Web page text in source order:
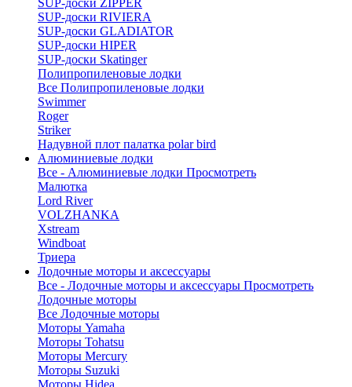
SUP-доски ZIPPER
SUP-доски RIVIERA
SUP-доски GLADIATOR
SUP-доски HIPER
SUP-доски Skatinger
Полипропиленовые лодки
Все Полипропиленовые лодки
Swimmer
Roger
Striker
Надувной плот палатка polar bird
Алюминиевые лодки
Все - Алюминиевые лодки Просмотреть
Малютка
Lord River
VOLZHANKA
Xstream
Windboat
Триера
Лодочные моторы и аксессуары
Все - Лодочные моторы и аксессуары Просмотреть
Лодочные моторы
Все Лодочные моторы
Моторы Yamaha
Моторы Tohatsu
Моторы Mercury
Моторы Suzuki
Моторы Hidea